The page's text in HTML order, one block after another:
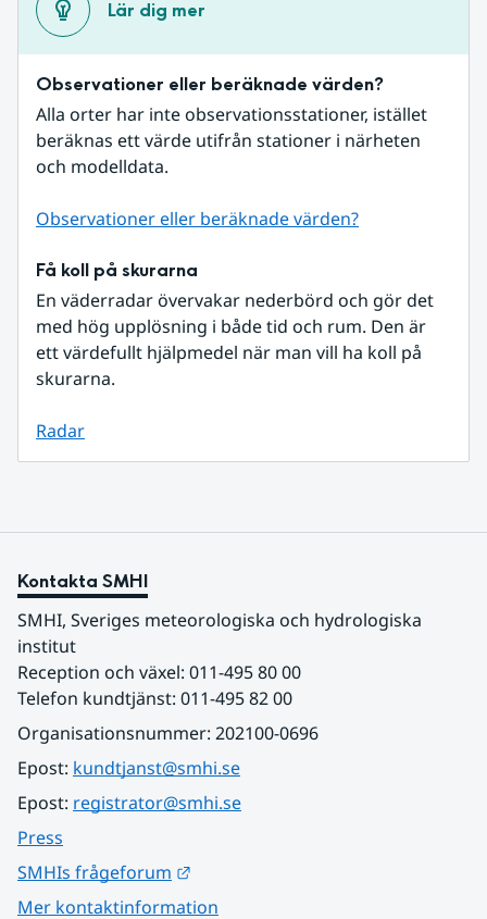
Lär dig mer
Observationer eller beräknade värden?
Alla orter har inte observationsstationer, istället
beräknas ett värde utifrån stationer i närheten
och modelldata.
Observationer eller beräknade värden?
Få koll på skurarna
En väderradar övervakar nederbörd och gör det
med hög upplösning i både tid och rum. Den är
ett värdefullt hjälpmedel när man vill ha koll på
skurarna.
Radar
Kontakta SMHI
SMHI, Sveriges meteorologiska och hydrologiska
institut
Reception och växel: 011-495 80 00
Telefon kundtjänst: 011-495 82 00
Organisationsnummer: 202100-0696
Epost: kundtjanst@smhi.se
Epost: registrator@smhi.se
Press
SMHIs frågeforum
Mer kontaktinformation